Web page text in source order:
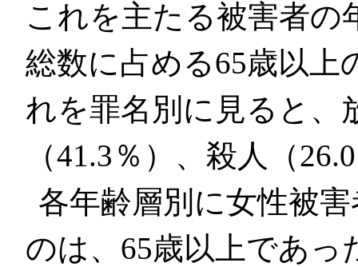
これを主たる被害者の
総数に占める65歳以上
れを罪名別に見ると、
（41.3％）、殺人（
各年齢層別に女性被
のは、65歳以上であっ